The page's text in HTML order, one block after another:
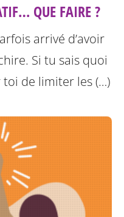
QUE FAIRE ?
arrivé d’avoir
Si tu sais quoi
de limiter les (…)